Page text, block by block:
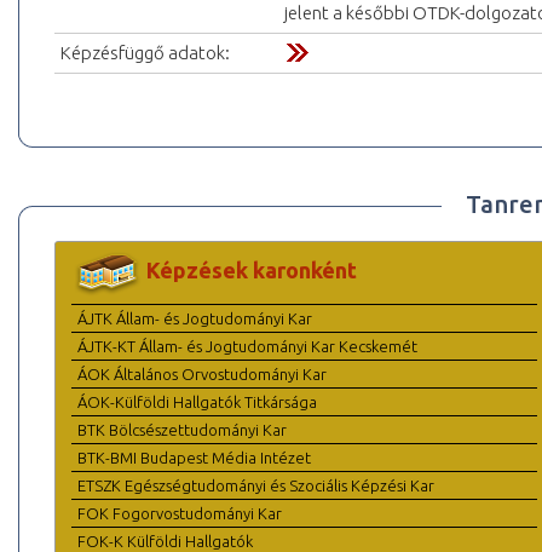
jelent a későbbi OTDK-
Képzésfüggő adatok:
Képzések karonként
ÁJTK Állam- és Jogtudományi Kar
ÁJTK-KT Állam- és Jogtudományi Kar Kecskemét
ÁOK Általános Orvostudományi Kar
ÁOK-Külföldi Hallgatók Titkársága
BTK Bölcsészettudományi Kar
BTK-BMI Budapest Média Intézet
ETSZK Egészségtudományi és Szociális Képzési Kar
FOK Fogorvostudományi Kar
FOK-K Külföldi Hallgatók